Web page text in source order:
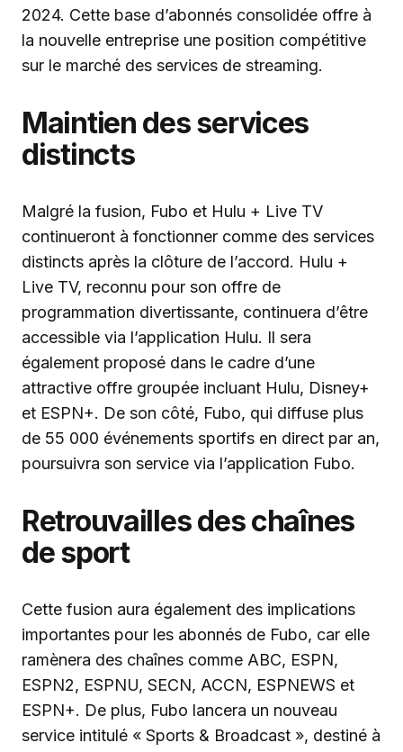
2024. Cette base d’abonnés consolidée offre à
la nouvelle entreprise une position compétitive
sur le marché des services de streaming.
Maintien des services
distincts
Malgré la fusion, Fubo et Hulu + Live TV
continueront à fonctionner comme des services
distincts après la clôture de l’accord. Hulu +
Live TV, reconnu pour son offre de
programmation divertissante, continuera d’être
accessible via l’application Hulu. Il sera
également proposé dans le cadre d’une
attractive offre groupée incluant Hulu, Disney+
et ESPN+. De son côté, Fubo, qui diffuse plus
de 55 000 événements sportifs en direct par an,
poursuivra son service via l’application Fubo.
Retrouvailles des chaînes
de sport
Cette fusion aura également des implications
importantes pour les abonnés de Fubo, car elle
ramènera des chaînes comme ABC, ESPN,
ESPN2, ESPNU, SECN, ACCN, ESPNEWS et
ESPN+. De plus, Fubo lancera un nouveau
service intitulé « Sports & Broadcast », destiné à